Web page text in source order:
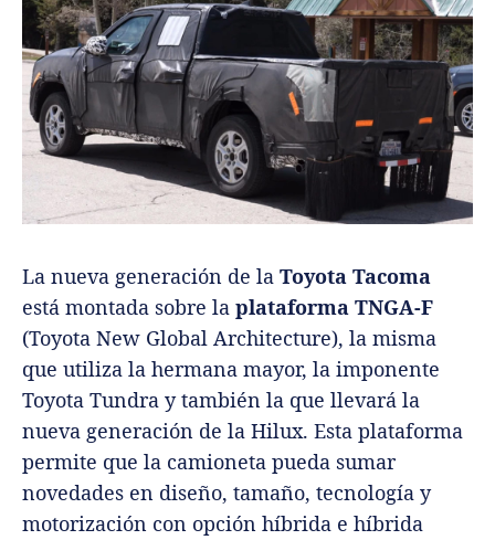
La nueva generación de la Toyota Tacoma
está montada sobre la plataforma TNGA-F
(Toyota New Global Architecture), la misma
que utiliza la hermana mayor, la imponente
Toyota Tundra y también la que llevará la
nueva generación de la Hilux. Esta plataforma
permite que la camioneta pueda sumar
novedades en diseño, tamaño, tecnología y
motorización con opción híbrida e híbrida